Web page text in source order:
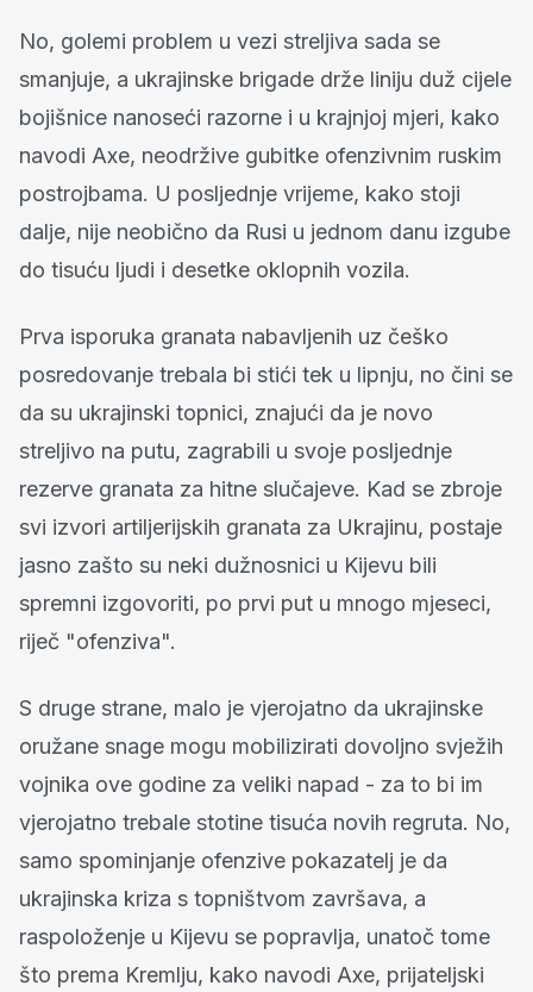
No, golemi problem u vezi streljiva sada se
smanjuje, a ukrajinske brigade drže liniju duž cijele
bojišnice nanoseći razorne i u krajnjoj mjeri, kako
navodi Axe, neodržive gubitke ofenzivnim ruskim
postrojbama. U posljednje vrijeme, kako stoji
dalje, nije neobično da Rusi u jednom danu izgube
do tisuću ljudi i desetke oklopnih vozila.
Prva isporuka granata nabavljenih uz češko
posredovanje trebala bi stići tek u lipnju, no čini se
da su ukrajinski topnici, znajući da je novo
streljivo na putu, zagrabili u svoje posljednje
rezerve granata za hitne slučajeve. Kad se zbroje
svi izvori artiljerijskih granata za Ukrajinu, postaje
jasno zašto su neki dužnosnici u Kijevu bili
spremni izgovoriti, po prvi put u mnogo mjeseci,
riječ "ofenziva".
S druge strane, malo je vjerojatno da ukrajinske
oružane snage mogu mobilizirati dovoljno svježih
vojnika ove godine za veliki napad - za to bi im
vjerojatno trebale stotine tisuća novih regruta. No,
samo spominjanje ofenzive pokazatelj je da
ukrajinska kriza s topništvom završava, a
raspoloženje u Kijevu se popravlja, unatoč tome
što prema Kremlju, kako navodi Axe, prijateljski